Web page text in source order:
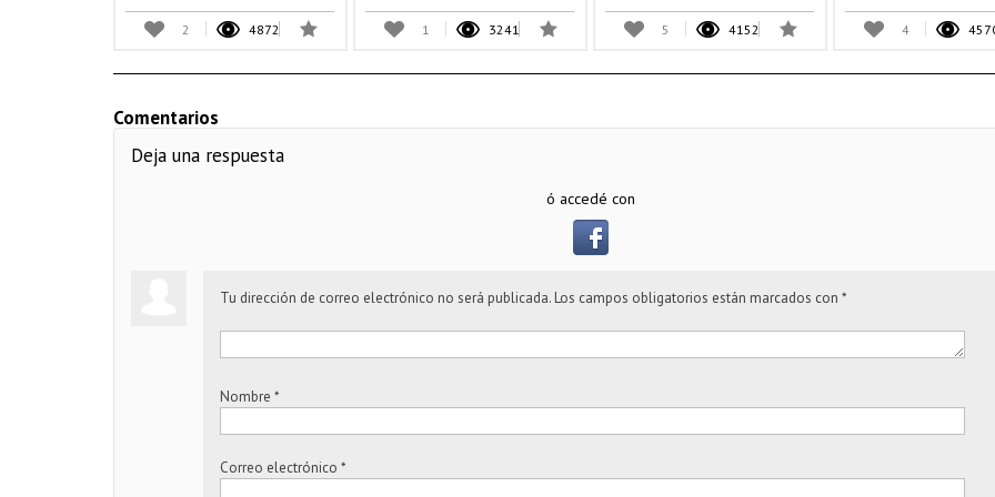
2 4872 1 3241 5 4152 4
Comentarios
Deja una respuesta
ó accedé con
Tu dirección de correo electrónico no será publicada. Los campos obligatorios están marcados con *
Nombre *
Correo electrónico *